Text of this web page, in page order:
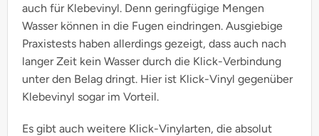
auch für Klebevinyl. Denn geringfügige Mengen
Wasser können in die Fugen eindringen. Ausgiebige
Praxistests haben allerdings gezeigt, dass auch nach
langer Zeit kein Wasser durch die Klick-Verbindung
unter den Belag dringt. Hier ist Klick-Vinyl gegenüber
Klebevinyl sogar im Vorteil.
Es gibt auch weitere Klick-Vinylarten, die absolut